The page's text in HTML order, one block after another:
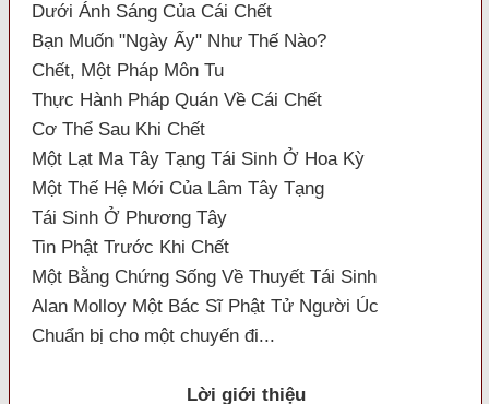
Dưới Ánh Sáng Của Cái Chết
Bạn Muốn "Ngày Ấy" Như Thế Nào?
Chết, Một Pháp Môn Tu
Thực Hành Pháp Quán Về Cái Chết
Cơ Thể Sau Khi Chết
Một Lạt Ma Tây Tạng Tái Sinh Ở Hoa Kỳ
Một Thế Hệ Mới Của Lâm Tây Tạng
Tái Sinh Ở Phương Tây
Tin Phật Trước Khi Chết
Một Bằng Chứng Sống Về Thuyết Tái Sinh
Alan Molloy Một Bác Sĩ Phật Tử Người Úc
Chuẩn bị cho một chuyến đi...
Lời giới thiệu